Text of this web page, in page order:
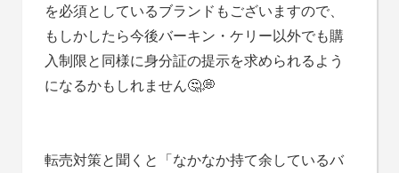
を必須としているブランドもございますので、
もしかしたら今後バーキン・ケリー以外でも購
入制限と同様に身分証の提示を求められるよう
になるかもしれません🤔💭
転売対策と聞くと「なかなか持て余しているバ